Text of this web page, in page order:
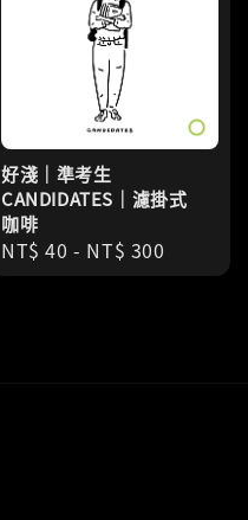
好淺｜準考生
CANDIDATES｜濾掛式
咖啡
Regular
price
NT$ 40 - NT$ 300